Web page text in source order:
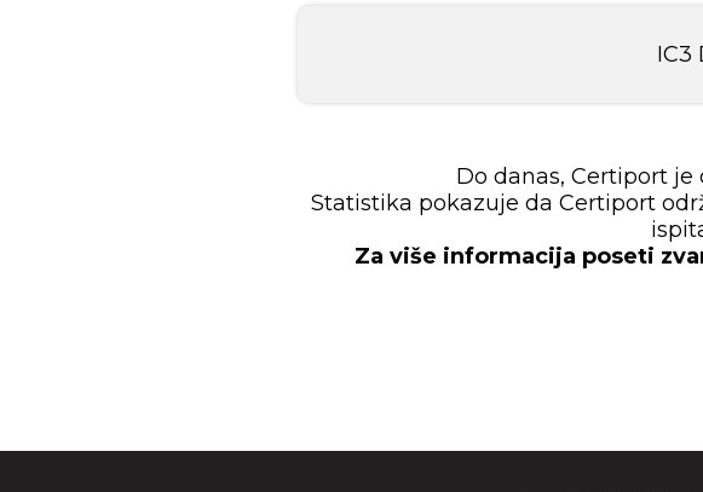
IC3
Do danas, Certiport je
Statistika pokazuje da Certiport
Za više informacija poseti